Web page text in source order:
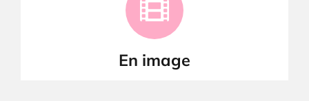
En image